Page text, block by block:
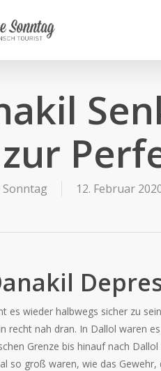
12. Februar
es wieder halbwegs sicher zu
recht nah dran. In Dallol waren
Grenze bis hinauf nach
so groß waren, wie das Gewehr,